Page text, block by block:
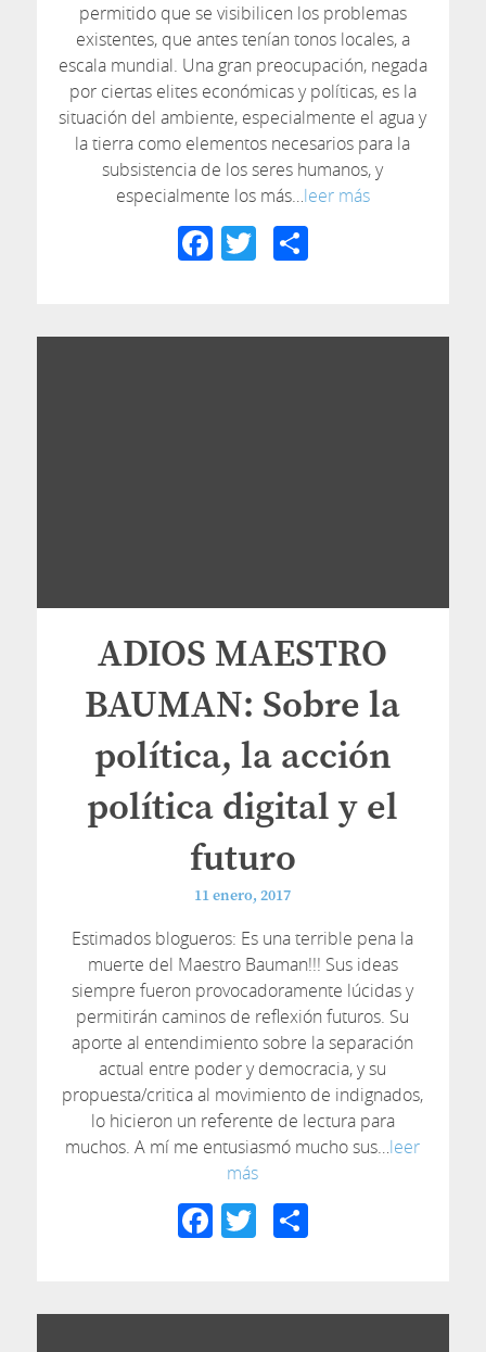
permitido que se visibilicen los problemas
existentes, que antes tenían tonos locales, a
escala mundial. Una gran preocupación, negada
por ciertas elites económicas y políticas, es la
situación del ambiente, especialmente el agua y
la tierra como elementos necesarios para la
subsistencia de los seres humanos, y
especialmente los más…leer más
Facebook
TwitterCompartir
ADIOS MAESTRO
BAUMAN: Sobre la
política, la acción
política digital y el
futuro
11 enero, 2017
Estimados blogueros: Es una terrible pena la
muerte del Maestro Bauman!!! Sus ideas
siempre fueron provocadoramente lúcidas y
permitirán caminos de reflexión futuros. Su
aporte al entendimiento sobre la separación
actual entre poder y democracia, y su
propuesta/critica al movimiento de indignados,
lo hicieron un referente de lectura para
muchos. A mí me entusiasmó mucho sus…leer
más
Facebook
TwitterCompartir